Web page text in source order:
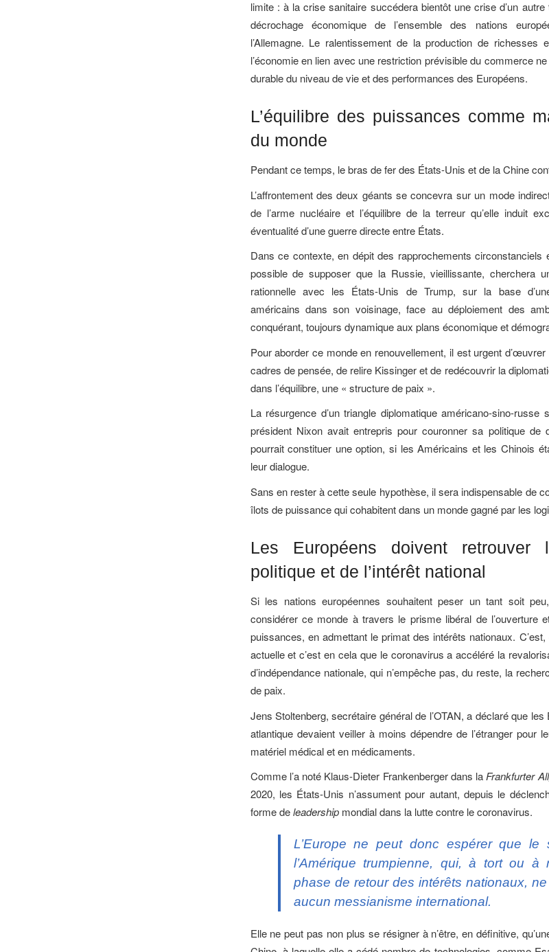
limite : à la crise sanitaire succédera bientôt une crise d’un
décrochage économique de l’ensemble des nations
l’Allemagne. Le ralentissement de la production de richesses
l’économie en lien avec une restriction prévisible du commerce
durable du niveau de vie et des performances des Européens.
L’équilibre des puissances comme
du monde
Pendant ce temps, le bras de fer des États-Unis et de la Chine
L’affrontement des deux géants se concevra sur un mode
de l’arme nucléaire et l’équilibre de la terreur qu’elle induit
éventualité d’une guerre directe entre États.
Dans ce contexte, en dépit des rapprochements circonstanciels
possible de supposer que la Russie, vieillissante, cherchera
rationnelle avec les États-Unis de Trump, sur la base
américains dans son voisinage, face au déploiement des
conquérant, toujours dynamique aux plans économique et
Pour aborder ce monde en renouvellement, il est urgent
cadres de pensée, de relire Kissinger et de redécouvrir la
dans l’équilibre, une « structure de paix ».
La résurgence d’un triangle diplomatique américano-sino-
président Nixon avait entrepris pour couronner sa politique de
pourrait constituer une option, si les Américains et les Chinois
leur dialogue.
Sans en rester à cette seule hypothèse, il sera indispensable de
îlots de puissance qui cohabitent dans un monde gagné par les
Les Européens doivent
politique et de l’intérêt national
Si les nations européennes souhaitent peser un tant soit
considérer ce monde à travers le prisme libéral de l’ouverture
puissances, en admettant le primat des intérêts nationaux.
actuelle et c’est en cela que le coronavirus a accéléré la
d’indépendance nationale, qui n’empêche pas, du reste, la
de paix.
Jens Stoltenberg, secrétaire général de l’OTAN, a déclaré que les
atlantique devaient veiller à moins dépendre de l’étranger pour
matériel médical et en médicaments.
Comme l’a noté Klaus-Dieter Frankenberger dans la Frankfurter
2020, les États-Unis n’assument pour autant, depuis le
forme deleadershipmondial dans la lutte contre le coronavirus.
L’Europe ne peut donc espérer que le
l’Amérique trumpienne, qui, à tort ou à
phase de retour des intérêts nationaux,
aucun messianisme international.
Elle ne peut pas non plus se résigner à n’être, en définitive,